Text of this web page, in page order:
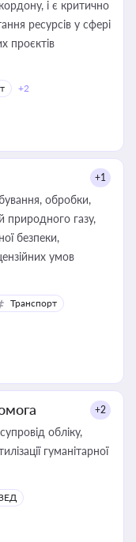
і є критично
ресурсів у сфері
проєктів
+2
+1
обробки,
природного газу,
безпеки,
умов
Транспорт
+2
обліку,
гуманітарної